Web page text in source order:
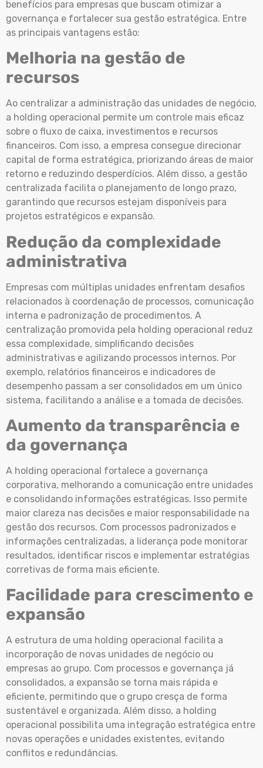
benefícios para empresas que buscam otimizar a
governança e fortalecer sua gestão estratégica. Entre
as principais vantagens estão:
Melhoria na gestão de
recursos
Ao centralizar a administração das unidades de negócio,
a holding operacional permite um controle mais eficaz
sobre o fluxo de caixa, investimentos e recursos
financeiros. Com isso, a empresa consegue direcionar
capital de forma estratégica, priorizando áreas de maior
retorno e reduzindo desperdícios. Além disso, a gestão
centralizada facilita o planejamento de longo prazo,
garantindo que recursos estejam disponíveis para
projetos estratégicos e expansão.
Redução da complexidade
administrativa
Empresas com múltiplas unidades enfrentam desafios
relacionados à coordenação de processos, comunicação
interna e padronização de procedimentos. A
centralização promovida pela holding operacional reduz
essa complexidade, simplificando decisões
administrativas e agilizando processos internos. Por
exemplo, relatórios financeiros e indicadores de
desempenho passam a ser consolidados em um único
sistema, facilitando a análise e a tomada de decisões.
Aumento da transparência e
da governança
A holding operacional fortalece a governança
corporativa, melhorando a comunicação entre unidades
e consolidando informações estratégicas. Isso permite
maior clareza nas decisões e maior responsabilidade na
gestão dos recursos. Com processos padronizados e
informações centralizadas, a liderança pode monitorar
resultados, identificar riscos e implementar estratégias
corretivas de forma mais eficiente.
Facilidade para crescimento e
expansão
A estrutura de uma holding operacional facilita a
incorporação de novas unidades de negócio ou
empresas ao grupo. Com processos e governança já
consolidados, a expansão se torna mais rápida e
eficiente, permitindo que o grupo cresça de forma
sustentável e organizada. Além disso, a holding
operacional possibilita uma integração estratégica entre
novas operações e unidades existentes, evitando
conflitos e redundâncias.